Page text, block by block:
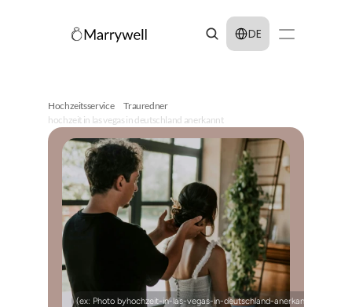
Select Language
DE
Hochzeitsservice
Trauredner
hochzeit in las vegas in deutschland anerkannt
(ex: Photo byhochzeit-in-las-vegas-in-deutschland-anerkannt